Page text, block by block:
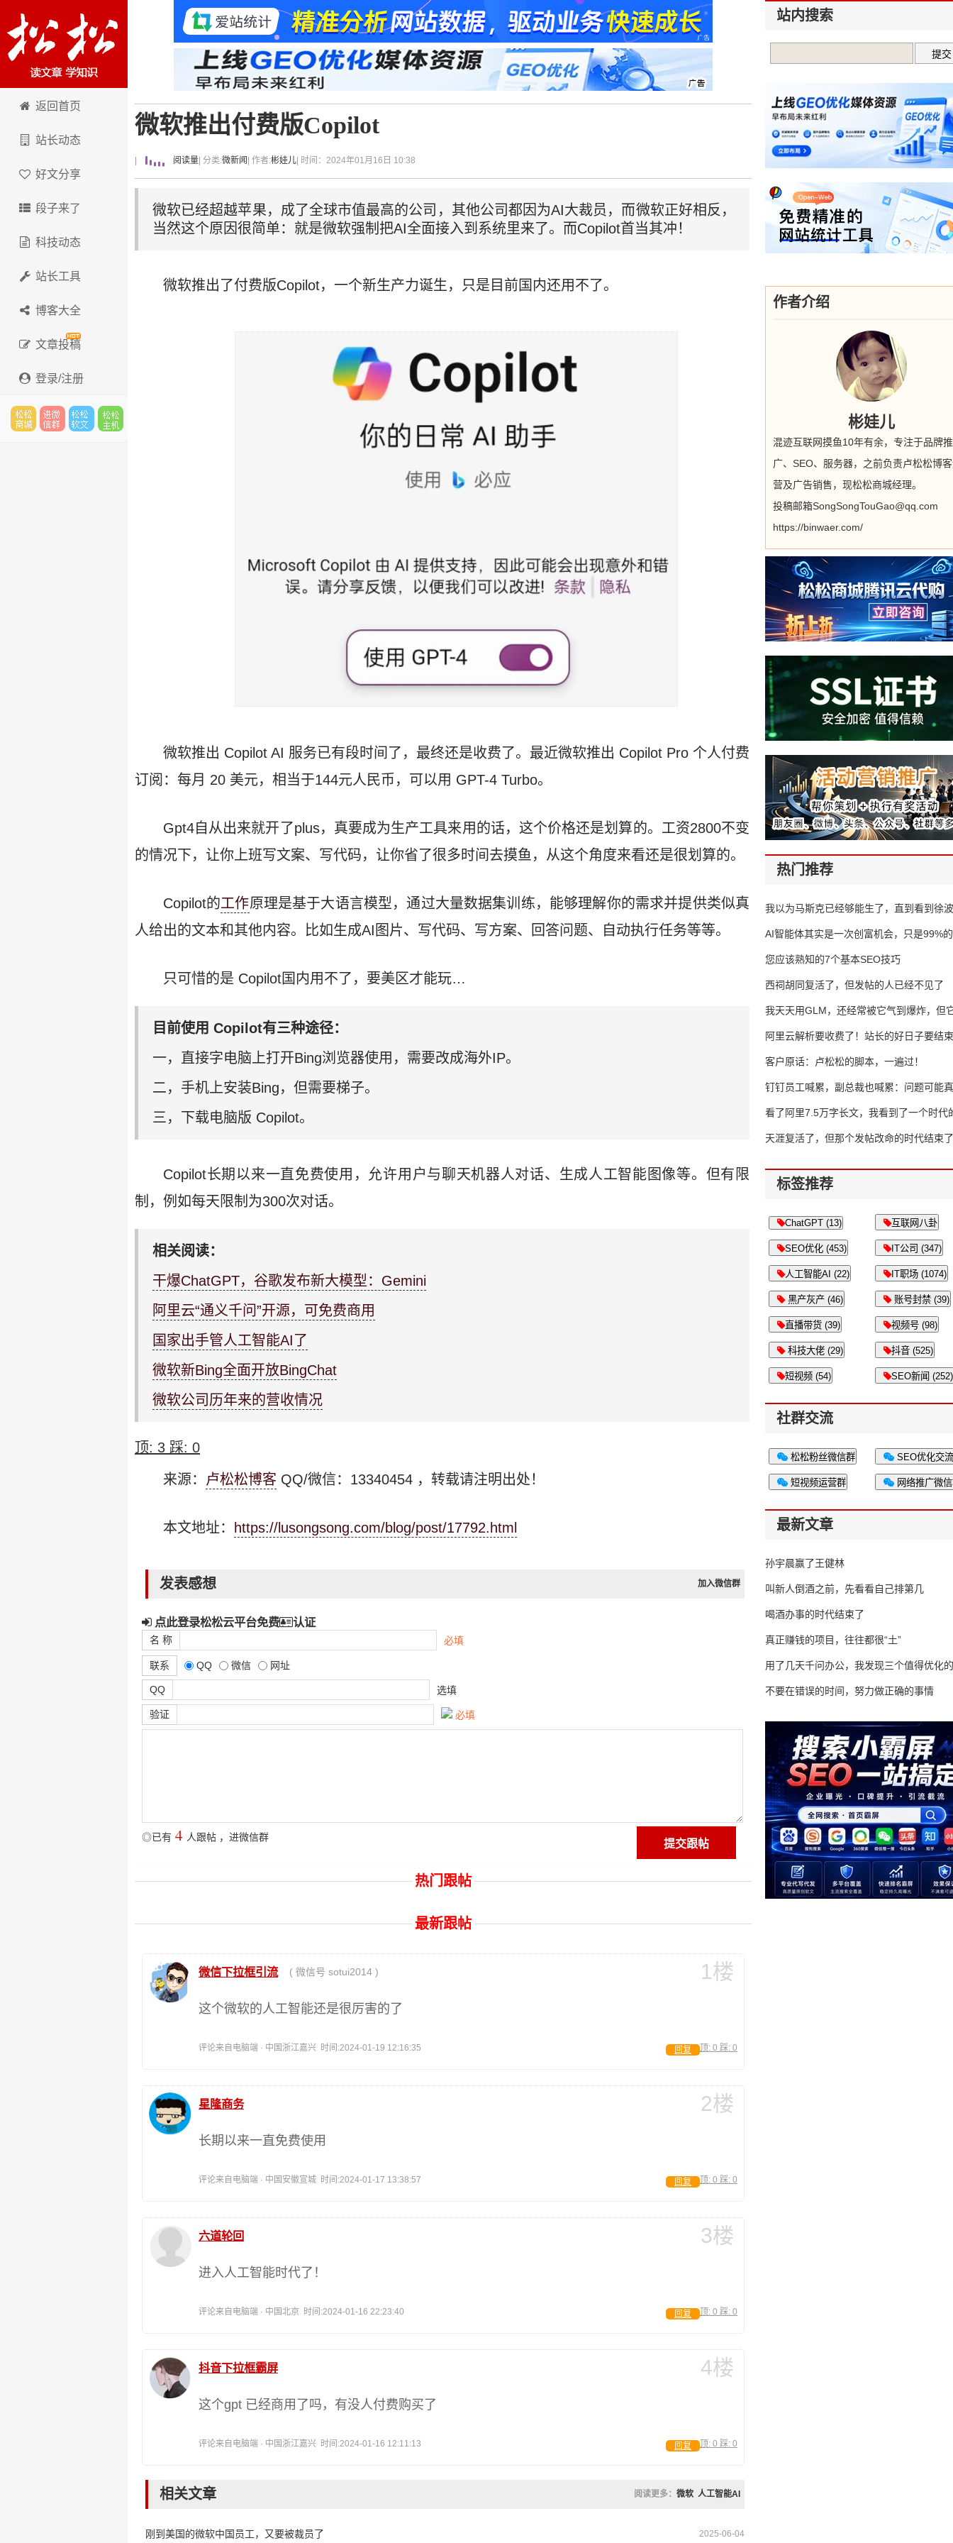
卢松松博客
返回首页
站长动态
好文分享
段子来了
科技动态
站长工具
博客大全
文章投稿
登录/注册
微软推出付费版Copilot
阅读量 | 分类:微新闻 | 作者:彬娃儿 | 时间：2024年01月16日 10:38
微软已经超越苹果，成了全球市值最高的公司，其他公司都因为AI大裁员，而微软正好相反，
当然这个原因很简单：就是微软强制把AI全面接入到系统里来了。而Copilot首当其冲！
微软推出了付费版Copilot，一个新生产力诞生，只是目前国内还用不了。
微软推出 Copilot AI 服务已有段时间了，最终还是收费了。最近微软推出 Copilot Pro 个人付费
订阅：每月 20 美元，相当于144元人民币，可以用 GPT-4 Turbo。
Gpt4自从出来就开了plus，真要成为生产工具来用的话，这个价格还是划算的。工资2800不变
的情况下，让你上班写文案、写代码，让你省了很多时间去摸鱼，从这个角度来看还是很划算的。
Copilot的工作原理是基于大语言模型，通过大量数据集训练，能够理解你的需求并提供类似真
人给出的文本和其他内容。比如生成AI图片、写代码、写方案、回答问题、自动执行任务等等。
只可惜的是 Copilot国内用不了，要美区才能玩…
目前使用 Copilot有三种途径：
一，直接字电脑上打开Bing浏览器使用，需要改成海外IP。
二，手机上安装Bing，但需要梯子。
三，下载电脑版 Copilot。
Copilot长期以来一直免费使用，允许用户与聊天机器人对话、生成人工智能图像等。但有限
制，例如每天限制为300次对话。
相关阅读：
干爆ChatGPT，谷歌发布新大模型：Gemini
阿里云“通义千问”开源，可免费商用
国家出手管人工智能AI了
微软新Bing全面开放BingChat
微软公司历年来的营收情况
顶: 3 踩: 0
来源： 卢松松博客 QQ/微信：13340454 ，转载请注明出处！
本文地址： https://lusongsong.com/blog/post/17792.html
发表感想 加入微信群
点此登录松松云平台免费 认证
名 称 必填
联系 QQ 微信 网址
QQ 选填
验证 必填
◎已有 4 人跟帖 ， 进微信群
热门跟帖
最新跟帖
1楼
微信下拉框引流( 微信号 sotui2014 )
这个微软的人工智能还是很厉害的了
评论来自电脑端 · 中国浙江嘉兴 时间:2024-01-19 12:16:35 顶: 0 踩: 0
回复
2楼
星隆商务
长期以来一直免费使用
评论来自电脑端 · 中国安徽宣城 时间:2024-01-17 13:38:57 顶: 0 踩: 0
回复
3楼
六道轮回
进入人工智能时代了！
评论来自电脑端 · 中国北京 时间:2024-01-16 22:23:40 顶: 0 踩: 0
回复
4楼
抖音下拉框霸屏
这个gpt 已经商用了吗，有没人付费购买了
评论来自电脑端 · 中国浙江嘉兴 时间:2024-01-16 12:11:13 顶: 0 踩: 0
回复
相关文章 阅读更多： 微软 人工智能AI
2025-06-04
刚到美国的微软中国员工，又要被裁员了
站内搜索
作者介绍
彬娃儿
混迹互联网摸鱼10年有余，专注于品牌推
广、SEO、服务器，之前负责卢松松博
营及广告销售，现松松商城经理。
投稿邮箱SongSongTouGao@qq.com
https://binwaer.com/
热门推荐
我以为马斯克已经够能生了，直到看到
AI智能体其实是一次创富机会，只是99%
错过了
您应该熟知的7个基本SEO技巧
西祠胡同复活了，但发帖的人已经不见了
我天天用GLM，还经常被它气到爆炸，但
16万亿
阿里云解析要收费了！站长的好日子要结
客户原话：卢松松的脚本，一遍过！
钉钉员工喊累，副总裁也喊累：问题可能
了
看了阿里7.5万字长文，我看到了一个时代
天涯复活了，但那个发帖改命的时代结束了
标签推荐
ChatGPT (13) 互联网八卦
SEO优化 (453) IT公司 (347)
人工智能AI (22) IT职场 (1074)
黑产灰产 (46) 账号封禁 (39)
直播带货 (39) 视频号 (98)
科技大佬 (29) 抖音 (525)
短视频 (54) SEO新闻 (252)
社群交流
松松粉丝微信群 SEO优化交
短视频运营群 网络推广微
最新文章
孙宇晨赢了王健林
叫新人倒酒之前，先看看自己排第几
喝酒办事的时代结束了
真正赚钱的项目，往往都很“土”
用了几天千问办公，我发现三个值得优化
不要在错误的时间，努力做正确的事情